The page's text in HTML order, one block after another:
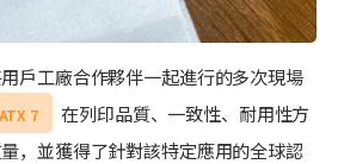
戶工廠合作夥伴一起進行的多次現場
ATX 7
在列印品質、一致性、耐用性方
，並獲得了針對該特定應用的全球認